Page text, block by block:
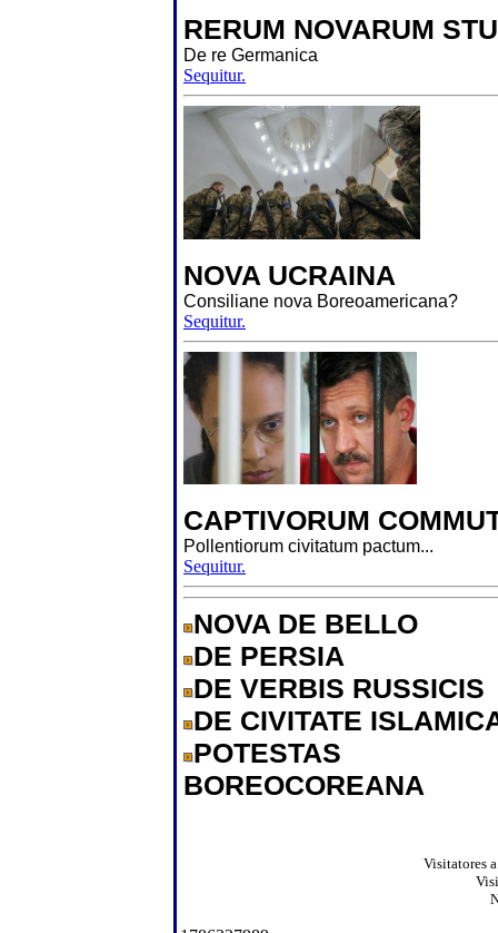
RERUM NOVARUM
De re Germanica
Sequitur.
NOVA UCRAINA
Consiliane nova Boreoamericana?
Sequitur.
CAPTIVORUM
Pollentiorum civitatum pactum...
Sequitur.
NOVA DE BELLO
DE PERSIA
DE VERBIS RUSSICIS
DE CIVITATE
POTESTAS
BOREOCOREANA
Visitatores